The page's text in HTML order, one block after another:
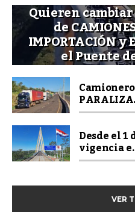
Quieren cambiar
de
IMPORTACIÓN y
el Puente
Desde el
vigencia
VER